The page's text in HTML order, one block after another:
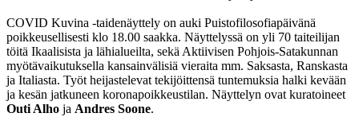
COVID Kuvina -taidenäyttely on auki Puistofilosofiapäivänä
poikkeusellisesti klo 18.00 saakka. Näyttelyssä on yli 70 taiteilijan
töitä Ikaalisista ja lähialueilta, sekä Aktiivisen Pohjois-Satakunnan
myötävaikutuksella kansainvälisiä vieraita mm. Saksasta, Ranskasta
ja Italiasta. Työt heijastelevat tekijöittensä tuntemuksia halki kevään
ja kesän jatkuneen koronapoikkeustilan. Näyttelyn ovat kuratoineet
Outi Alho ja Andres Soone.